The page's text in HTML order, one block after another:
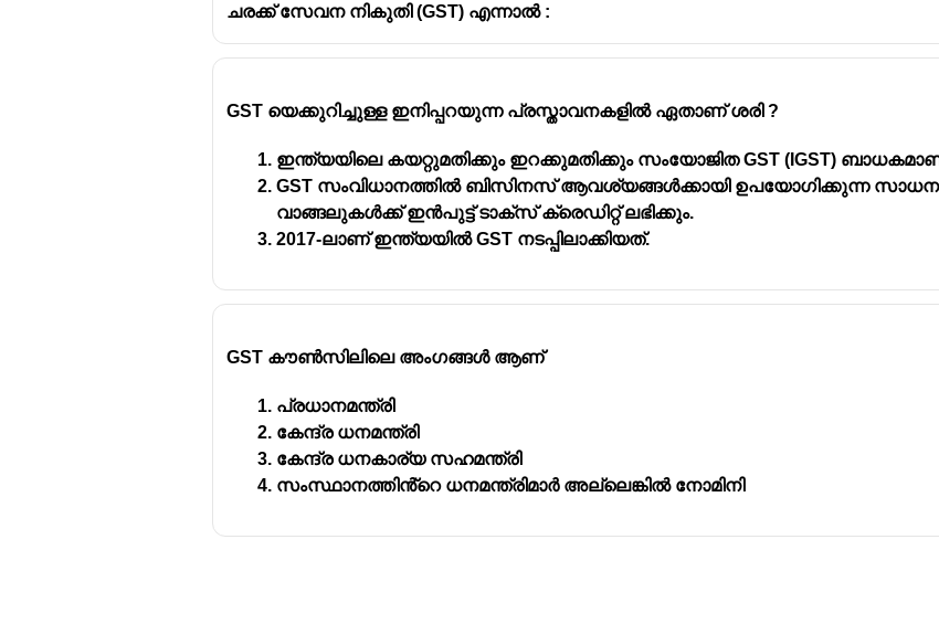
ചരക്ക് സേവന നികുതി (GST) എന്നാൽ :
GST യെക്കുറിച്ചുള്ള ഇനിപ്പറയുന്ന പ്രസ്താവനകളിൽ ഏതാണ് ശരി ?
ഇന്ത്യയിലെ കയറ്റുമതിക്കും ഇറക്കുമതിക്കും സംയോജിത GST (IGST)
GST സംവിധാനത്തിൽ ബിസിനസ് ആവശ്യങ്ങൾക്കായി ഉപയോഗിക്കുന്ന
വാങ്ങലുകൾക്ക് ഇൻപുട്ട് ടാക്സ് ക്രെഡിറ്റ് ലഭിക്കും.
2017-ലാണ് ഇന്ത്യയിൽ GST നടപ്പിലാക്കിയത്.
GST കൗൺസിലിലെ അംഗങ്ങൾ ആണ്
പ്രധാനമന്ത്രി
കേന്ദ്ര ധനമന്ത്രി
കേന്ദ്ര ധനകാര്യ സഹമന്ത്രി
സംസ്ഥാനത്തിൻ്റെ ധനമന്ത്രിമാർ അല്ലെങ്കിൽ നോമിനി